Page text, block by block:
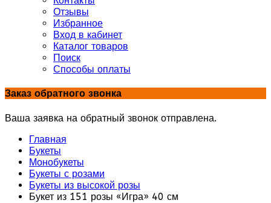
Отзывы
Избранное
Вход в кабинет
Каталог товаров
Поиск
Способы оплаты
Заказ обратного звонка
Ваша заявка на обратный звонок отправлена.
Главная
Букеты
Монобукеты
Букеты с розами
Букеты из высокой розы
Букет из 151 розы «Игра» 40 см